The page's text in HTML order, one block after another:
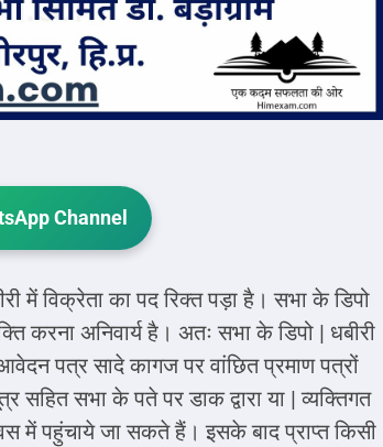
Channel
में विक्रेता का पद रिक्त पड़ा है। सभा के डिपो
करना अनिवार्य है। अतः सभा के डिपो | धबीरी
पत्र सादे कागज पर वांछित प्रमाण पत्रों
सहित सभा के पते पर डाक द्वारा या | व्यक्तिगत
में पहुंचाये जा सकते हैं। इसके बाद प्राप्त किसी